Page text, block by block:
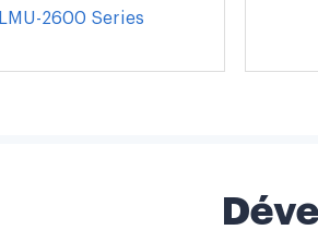
LMU-2600 Series